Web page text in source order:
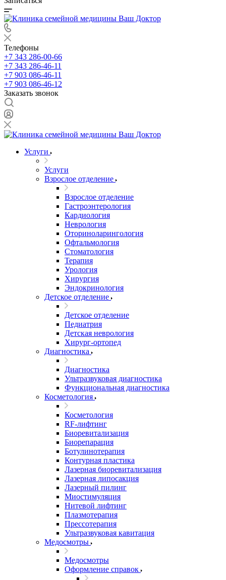
Телефоны
+7 343 286-00-66
+7 343 286-46-11
+7 903 086-46-11
+7 903 086-46-12
Заказать звонок
Услуги
Услуги
Взрослое отделение
Взрослое отделение
Гастроэнтерология
Кардиология
Неврология
Оториноларингология
Офтальмология
Стоматология
Терапия
Урология
Хирургия
Эндокринология
Детское отделение
Детское отделение
Педиатрия
Детская неврология
Хирург-ортопед
Диагностика
Диагностика
Ультразвуковая диагностика
Функциональная диагностика
Косметология
Косметология
RF-лифтинг
Биоревитализация
Биорепарация
Ботулинотерапия
Контурная пластика
Лазерная биоревитализация
Лазерная липосакция
Лазерный пилинг
Миостимуляция
Нитевой лифтинг
Плазмотерапия
Прессотерапия
Ультразвуковая кавитация
Медосмотры
Медосмотры
Оформление справок